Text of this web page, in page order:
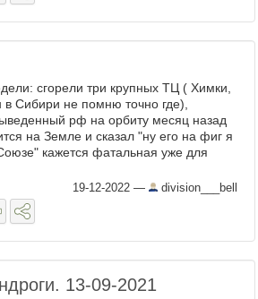
сгорели три крупных ТЦ ( Химки,
Сибири не помню точно где),
рф на орбиту месяц назад
на Земле и сказал "ну его на фиг я
кажется фатальная уже для
19-12-2022 — division___bell
13-09-2021